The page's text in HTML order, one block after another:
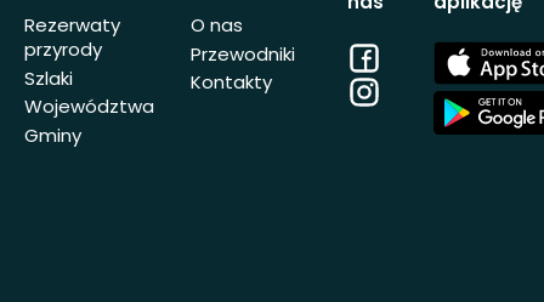
Rezerwaty
przyrody
Szlaki
Województwa
Gminy
O nas
Przewodniki
Kontakty
Facebook
Instagram
App
Store
App
Store